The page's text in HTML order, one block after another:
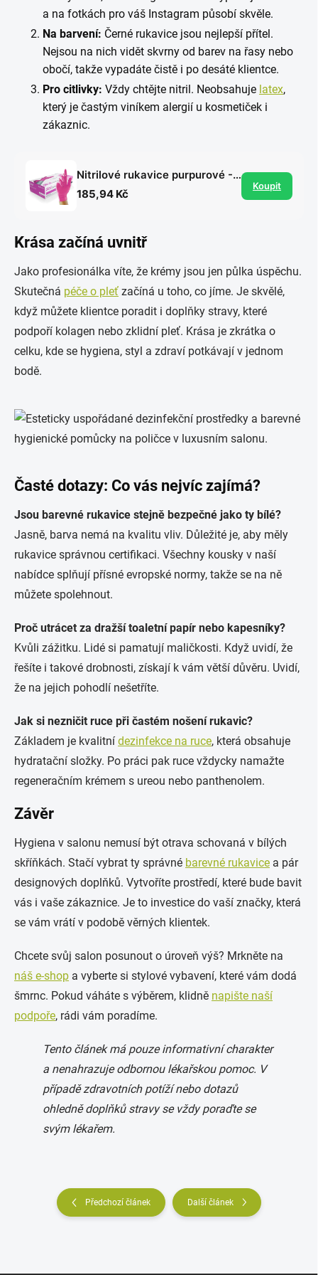
a na fotkách pro váš Instagram působí skvěle.
Na barvení: Černé rukavice jsou nejlepší přítel.
Nejsou na nich vidět skvrny od barev na řasy nebo
obočí, takže vypadáte čistě i po desáté klientce.
Pro citlivky: Vždy chtějte nitril. Neobsahuje latex,
který je častým viníkem alergií u kosmetiček i
zákaznic.
Nitrilové rukavice purpurové - Magenta Pearl, 100 ks
185,94 Kč
Koupit
Krása začíná uvnitř
Jako profesionálka víte, že krémy jsou jen půlka úspěchu.
Skutečná péče o pleť začíná u toho, co jíme. Je skvělé,
když můžete klientce poradit i doplňky stravy, které
podpoří kolagen nebo zklidní pleť. Krása je zkrátka o
celku, kde se hygiena, styl a zdraví potkávají v jednom
bodě.
Časté dotazy: Co vás nejvíc zajímá?
Jsou barevné rukavice stejně bezpečné jako ty bílé?
Jasně, barva nemá na kvalitu vliv. Důležité je, aby měly
rukavice správnou certifikaci. Všechny kousky v naší
nabídce splňují přísné evropské normy, takže se na ně
můžete spolehnout.
Proč utrácet za dražší toaletní papír nebo kapesníky?
Kvůli zážitku. Lidé si pamatují maličkosti. Když uvidí, že
řešíte i takové drobnosti, získají k vám větší důvěru. Uvidí,
že na jejich pohodlí nešetříte.
Jak si nezničit ruce při častém nošení rukavic?
Základem je kvalitní dezinfekce na ruce, která obsahuje
hydratační složky. Po práci pak ruce vždycky namažte
regeneračním krémem s ureou nebo panthenolem.
Závěr
Hygiena v salonu nemusí být otrava schovaná v bílých
skříňkách. Stačí vybrat ty správné barevné rukavice a pár
designových doplňků. Vytvoříte prostředí, které bude bavit
vás i vaše zákaznice. Je to investice do vaší značky, která
se vám vrátí v podobě věrných klientek.
Chcete svůj salon posunout o úroveň výš? Mrkněte na
náš e-shop a vyberte si stylové vybavení, které vám dodá
šmrnc. Pokud váháte s výběrem, klidně napište naší
podpoře, rádi vám poradíme.
Tento článek má pouze informativní charakter
a nenahrazuje odbornou lékařskou pomoc. V
případě zdravotních potíží nebo dotazů
ohledně doplňků stravy se vždy poraďte se
svým lékařem.
Předchozí článek Další článek